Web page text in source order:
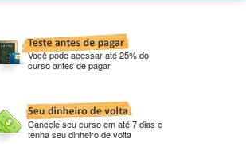
Você pode acessar até 25% do
curso antes de pagar
Cancele seu curso em até 7 dias e
tenha seu dinheiro de volta